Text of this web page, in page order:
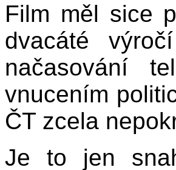
Film měl sice
dvacáté
načasování
vnucením
ČT zcela
Je to jen